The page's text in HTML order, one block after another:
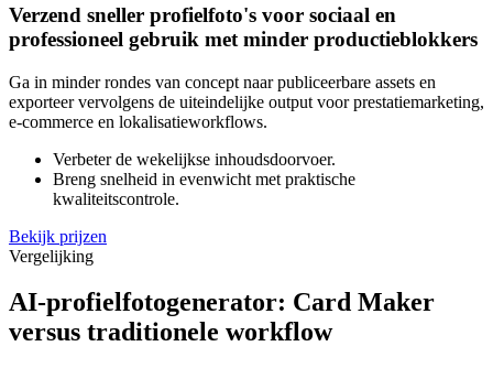
Verzend sneller profielfoto's voor sociaal en
professioneel gebruik met minder productieblokkers
Ga in minder rondes van concept naar publiceerbare assets en
exporteer vervolgens de uiteindelijke output voor prestatiemarketing,
e-commerce en lokalisatieworkflows.
Verbeter de wekelijkse inhoudsdoorvoer.
Breng snelheid in evenwicht met praktische
kwaliteitscontrole.
Bekijk prijzen
Vergelijking
AI-profielfotogenerator: Card Maker
versus traditionele workflow